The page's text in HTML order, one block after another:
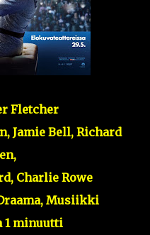
Fletcher
Jamie Bell, Richard
Charlie Rowe
Musiikki
1 minuutti